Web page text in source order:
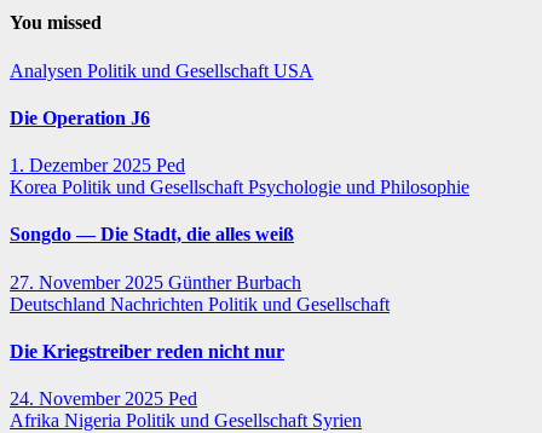
You missed
Analysen Politik und Gesellschaft USA
Die Operation J6
1. Dezember 2025 Ped
Korea Politik und Gesellschaft Psychologie und Philosophie
Songdo — Die Stadt, die alles weiß
27. November 2025 Günther Burbach
Deutschland Nachrichten Politik und Gesellschaft
Die Kriegstreiber reden nicht nur
24. November 2025 Ped
Afrika Nigeria Politik und Gesellschaft Syrien